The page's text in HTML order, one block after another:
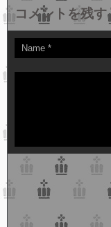
コメントを残す